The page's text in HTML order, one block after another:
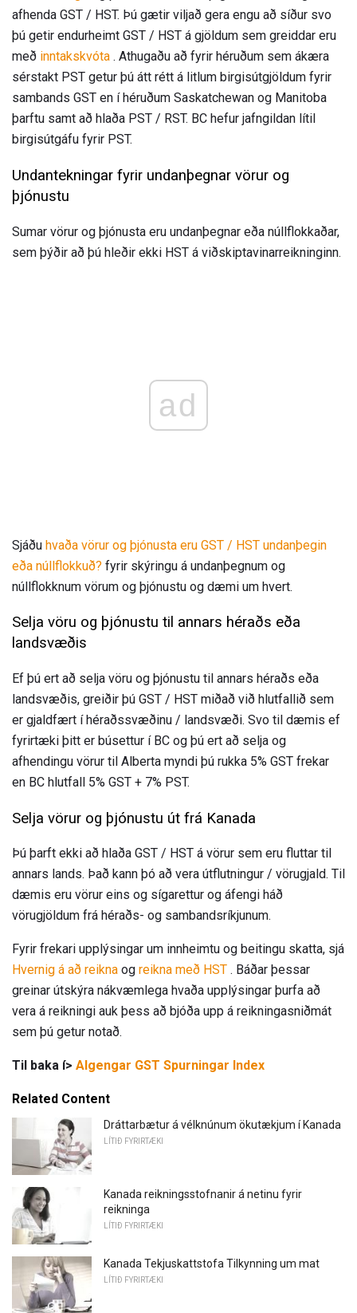
afhenda GST / HST. Þú gætir viljað gera engu að síður svo
þú getir endurheimt GST / HST á gjöldum sem greiddar eru
með inntakskvóta . Athugaðu að fyrir héruðum sem ákæra
sérstakt PST getur þú átt rétt á litlum birgisútgjöldum fyrir
sambands GST en í héruðum Saskatchewan og Manitoba
þarftu samt að hlaða PST / RST. BC hefur jafngildan lítil
birgisútgáfu fyrir PST.
Undantekningar fyrir undanþegnar vörur og
þjónustu
Sumar vörur og þjónusta eru undanþegnar eða núllflokkaðar,
sem þýðir að þú hleðir ekki HST á viðskiptavinarreikninginn.
ad
Sjáðu hvaða vörur og þjónusta eru GST / HST undanþegin
eða núllflokkuð? fyrir skýringu á undanþegnum og
núllflokknum vörum og þjónustu og dæmi um hvert.
Selja vöru og þjónustu til annars héraðs eða
landsvæðis
Ef þú ert að selja vöru og þjónustu til annars héraðs eða
landsvæðis, greiðir þú GST / HST miðað við hlutfallið sem
er gjaldfært í héraðssvæðinu / landsvæði. Svo til dæmis ef
fyrirtæki þitt er búsettur í BC og þú ert að selja og
afhendingu vörur til Alberta myndi þú rukka 5% GST frekar
en BC hlutfall 5% GST + 7% PST.
Selja vörur og þjónustu út frá Kanada
Þú þarft ekki að hlaða GST / HST á vörur sem eru fluttar til
annars lands. Það kann þó að vera útflutningur / vörugjald. Til
dæmis eru vörur eins og sígarettur og áfengi háð
vörugjöldum frá héraðs- og sambandsríkjunum.
Fyrir frekari upplýsingar um innheimtu og beitingu skatta, sjá
Hvernig á að reikna og reikna með HST . Báðar þessar
greinar útskýra nákvæmlega hvaða upplýsingar þurfa að
vera á reikningi auk þess að bjóða upp á reikningasniðmát
sem þú getur notað.
Til baka í> Algengar GST Spurningar Index
Related Content
Dráttarbætur á vélknúnum ökutækjum í Kanada
LÍTIÐ FYRIRTÆKI
Kanada reikningsstofnanir á netinu fyrir
reikninga
LÍTIÐ FYRIRTÆKI
Kanada Tekjuskattstofa Tilkynning um mat
LÍTIÐ FYRIRTÆKI